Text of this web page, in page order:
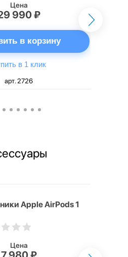
Цена
990 ₽
в корзину
в 1 клик
арт. 2726
Apple AirPods 1
Цена